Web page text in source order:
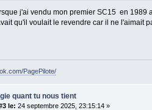
j'ai vendu mon premier SC15 en 1989
qu'il voulait le revendre car il ne l'aimait
PagePilote/
quant tu nous tient
le: 24 septembre 2025, 23:15:14 »